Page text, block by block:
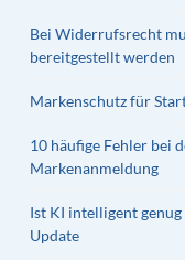
Bei Widerrufsrecht
bereitgestellt werden
Markenschutz für
10 häufige Fehler bei
Markenanmeldung
Ist KI intelligent
Update